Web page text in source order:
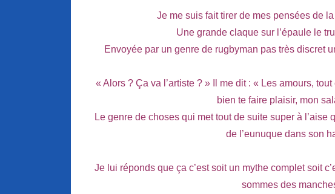
Je me suis fait tirer de mes pensées de
Une grande claque sur l’épaule le
Envoyée par un genre de rugbyman pas très discret
« Alors ? Ça va l’artiste ? » Il me dit : « Les amours,
bien te faire plaisir, mon
Le genre de choses qui met tout de suite super à
de l’eunuque dans son
Je lui réponds que ça c’est soit un mythe complet soit
sommes des